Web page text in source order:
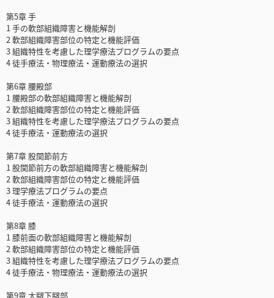
第5章 手
1 手の軟部組織障害と機能解剖
2 軟部組織障害部位の特定と機能評価
3 組織特性を考慮した理学療法プログラムの要点
4 徒手療法・物理療法・運動療法の選択
第6章 腰殿部
1 腰殿部の軟部組織障害と機能解剖
2 軟部組織障害部位の特定と機能評価
3 組織特性を考慮した理学療法プログラムの要点
4 徒手療法・運動療法の選択
第7章 股関節前方
1 股関節前方の軟部組織障害と機能解剖
2 軟部組織障害部位の特定と機能評価
3 理学療法プログラムの要点
4 徒手療法・運動療法の選択
第8章 膝
1 膝前面の軟部組織障害と機能解剖
2 軟部組織障害部位の特定と機能評価
3 組織特性を考慮した理学療法プログラムの要点
4 徒手療法・物理療法・運動療法の選択
第9章 大腿下腿部